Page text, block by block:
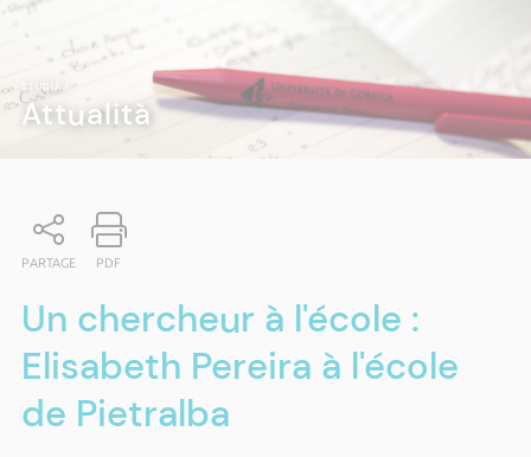
STUDIÀ
Attualità
PARTAGE PDF
Un chercheur à l'école :
Elisabeth Pereira à l'école
de Pietralba